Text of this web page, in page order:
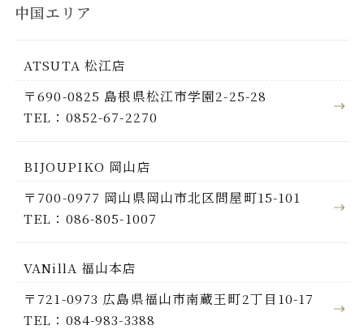
中国エリア
ATSUTA 松江店
〒690-0825 島根県松江市学園2-25-28
TEL：0852-67-2270
BIJOUPIKO 岡山店
〒700-0977 岡山県岡山市北区問屋町15-101
TEL：086-805-1007
VANillA 福山本店
〒721-0973 広島県福山市南蔵王町2丁目10-17
TEL：084-983-3388